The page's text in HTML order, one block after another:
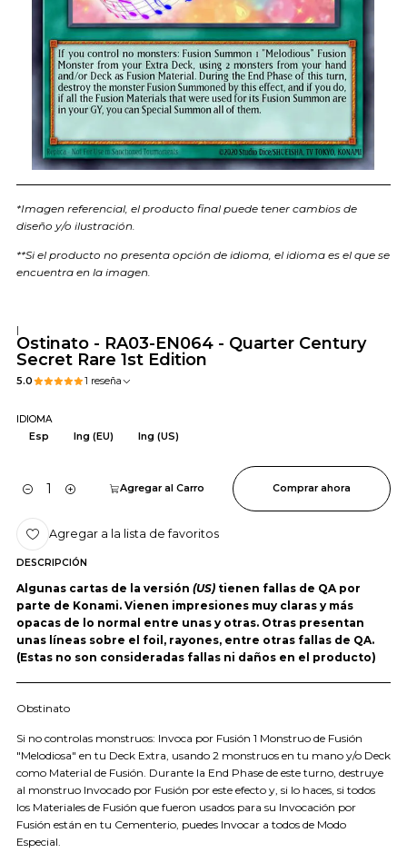
*Imagen referencial, el producto final puede tener cambios de
diseño y/o ilustración.
**Si el producto no presenta opción de idioma, el idioma es el que se
encuentra en la imagen.
|
Ostinato - RA03-EN064 - Quarter Century
Secret Rare 1st Edition
5.0 1 reseña
IDIOMA
Esp
Ing (EU) Ing (US)
Cantidad
Agregar al Carro Comprar ahora
Agregar a la lista de favoritos
DESCRIPCIÓN
Algunas cartas de la versión (US) tienen fallas de QA por
parte de Konami. Vienen impresiones muy claras y más
opacas de lo normal entre unas y otras. Otras presentan
unas líneas sobre el foil, rayones, entre otras fallas de QA.
(Estas no son consideradas fallas ni daños en el producto)
Obstinato
Si no controlas monstruos: Invoca por Fusión 1 Monstruo de Fusión
"Melodiosa" en tu Deck Extra, usando 2 monstruos en tu mano y/o Deck
como Material de Fusión. Durante la End Phase de este turno, destruye
al monstruo Invocado por Fusión por este efecto y, si lo haces, si todos
los Materiales de Fusión que fueron usados para su Invocación por
Fusión están en tu Cementerio, puedes Invocar a todos de Modo
Especial.